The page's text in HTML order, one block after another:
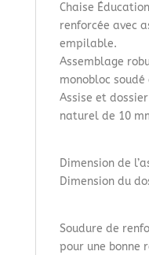
Chaise
renforcée avec
empilable.
Assemblage
monobloc
Assise et
naturel de 10
Dimension de
Dimension du
Soudure de
pour une bonne